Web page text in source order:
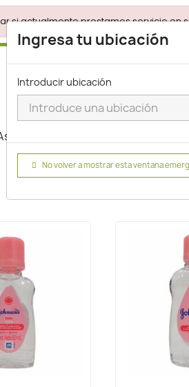
si actualmente prestamos servicio en
Ingresa tu ubicación
Introducir ubicación
No volver a mostrar esta ventana
Bebé